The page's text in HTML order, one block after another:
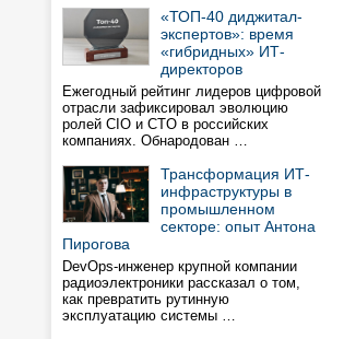
«ТОП-40 диджитал-
экспертов»: время
«гибридных» ИТ-
директоров
Ежегодный рейтинг лидеров цифровой
отрасли зафиксировал эволюцию
ролей CIO и CTO в российских
компаниях. Обнародован …
Трансформация ИТ-
инфраструктуры в
промышленном
секторе: опыт Антона
Пирогова
DevOps-инженер крупной компании
радиоэлектроники рассказал о том,
как превратить рутинную
эксплуатацию системы …